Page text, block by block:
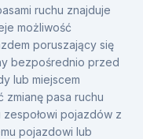
ruchu znajduje
możliwość
poruszający się
bezpośrednio przed
lub miejscem
zmianę pasa ruchu
pojazdów z
pojazdowi lub